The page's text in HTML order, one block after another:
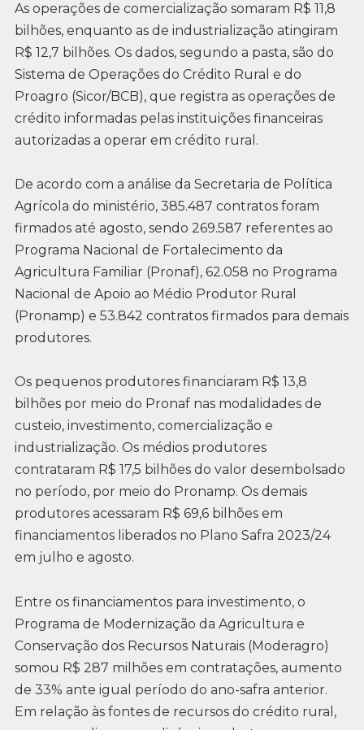
As operações de comercialização somaram R$ 11,8
bilhões, enquanto as de industrialização atingiram
R$ 12,7 bilhões. Os dados, segundo a pasta, são do
Sistema de Operações do Crédito Rural e do
Proagro (Sicor/BCB), que registra as operações de
crédito informadas pelas instituições financeiras
autorizadas a operar em crédito rural.
De acordo com a análise da Secretaria de Política
Agrícola do ministério, 385.487 contratos foram
firmados até agosto, sendo 269.587 referentes ao
Programa Nacional de Fortalecimento da
Agricultura Familiar (Pronaf), 62.058 no Programa
Nacional de Apoio ao Médio Produtor Rural
(Pronamp) e 53.842 contratos firmados para demais
produtores.
Os pequenos produtores financiaram R$ 13,8
bilhões por meio do Pronaf nas modalidades de
custeio, investimento, comercialização e
industrialização. Os médios produtores
contrataram R$ 17,5 bilhões do valor desembolsado
no período, por meio do Pronamp. Os demais
produtores acessaram R$ 69,6 bilhões em
financiamentos liberados no Plano Safra 2023/24
em julho e agosto.
Entre os financiamentos para investimento, o
Programa de Modernização da Agricultura e
Conservação dos Recursos Naturais (Moderagro)
somou R$ 287 milhões em contratações, aumento
de 33% ante igual período do ano-safra anterior.
Em relação às fontes de recursos do crédito rural,